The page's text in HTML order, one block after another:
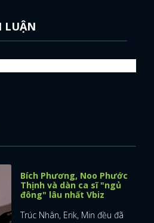
LUẬN
Bích Phương, Noo Phước
Thịnh và dàn ca sĩ "ngủ
đông" lâu nhất Vbiz
Trúc Nhân, Erik, Min đều đã